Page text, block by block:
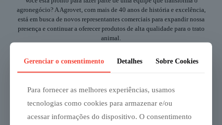
agronegócio? A Agrovet, com mais de 40 anos de história e excelência,
está em busca de novos representantes comerciais para expandir nossa
presença e continuar a oferecer produtos de alta qualidade para o trato
animal.
Por que se tornar um Representante Comercial da Agrovet?
Produtos de Qualidade:
Nossa linha inclui varios complexos vitamínicos. Todos
Gerenciar o consentimento Detalhes Sobre Cookies
Para fornecer as melhores experiências, usamos
tecnologias como cookies para armazenar e/ou
acessar informações do dispositivo. O consentimento